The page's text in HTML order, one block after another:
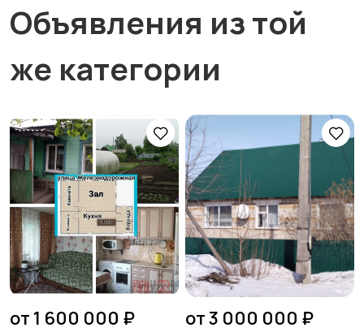
Объявления из той
же категории
от 1 600 000 ₽ от 3 000 000 ₽